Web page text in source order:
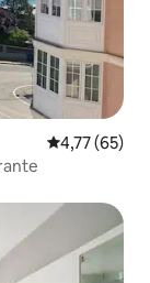
4,77 de uma
4,77 (65)